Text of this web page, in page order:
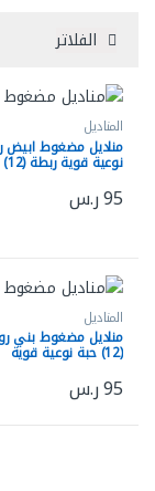
الفلاتر
المناديل
مناديل مضغوط ابيض
نوعية قوية ربطة (12) حبة
95ر.س
هناك العديد من
المناديل
مناديل مضغوط بني
(12) حبة نوعية قوية
95ر.س
هناك العديد من